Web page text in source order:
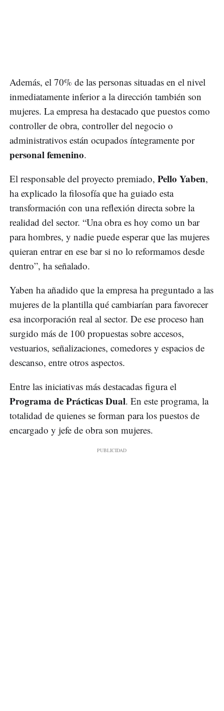
Además, el 70% de las personas situadas en el nivel
inmediatamente inferior a la dirección también son
mujeres. La empresa ha destacado que puestos como
controller de obra, controller del negocio o
administrativos están ocupados íntegramente por
personal femenino.
El responsable del proyecto premiado, Pello Yaben,
ha explicado la filosofía que ha guiado esta
transformación con una reflexión directa sobre la
realidad del sector. “Una obra es hoy como un bar
para hombres, y nadie puede esperar que las mujeres
quieran entrar en ese bar si no lo reformamos desde
dentro”, ha señalado.
Yaben ha añadido que la empresa ha preguntado a las
mujeres de la plantilla qué cambiarían para favorecer
esa incorporación real al sector. De ese proceso han
surgido más de 100 propuestas sobre accesos,
vestuarios, señalizaciones, comedores y espacios de
descanso, entre otros aspectos.
Entre las iniciativas más destacadas figura el
Programa de Prácticas Dual. En este programa, la
totalidad de quienes se forman para los puestos de
encargado y jefe de obra son mujeres.